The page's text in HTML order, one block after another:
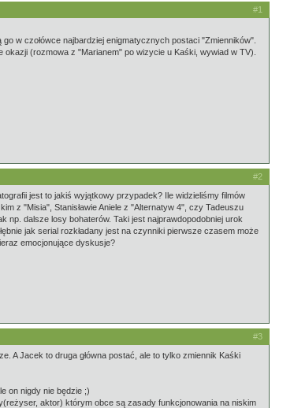
#1
w czołówce najbardziej enigmatycznych postaci "Zmienników".
(rozmowa z "Marianem" po wizycie u Kaśki, wywiad w TV).
#2
jest to jakiś wyjątkowy przypadek? Ile widzieliśmy filmów
z "Misia", Stanisławie Aniele z "Alternatyw 4", czy Tadeuszu
np. dalsze losy bohaterów. Taki jest najprawdopodobniej urok
jak serial rozkładany jest na czynniki pierwsze czasem może
emocjonujące dyskusje?
#3
A Jacek to druga główna postać, ale to tylko zmiennik Kaśki
on nigdy nie będzie ;)
aktor) którym obce są zasady funkcjonowania na niskim